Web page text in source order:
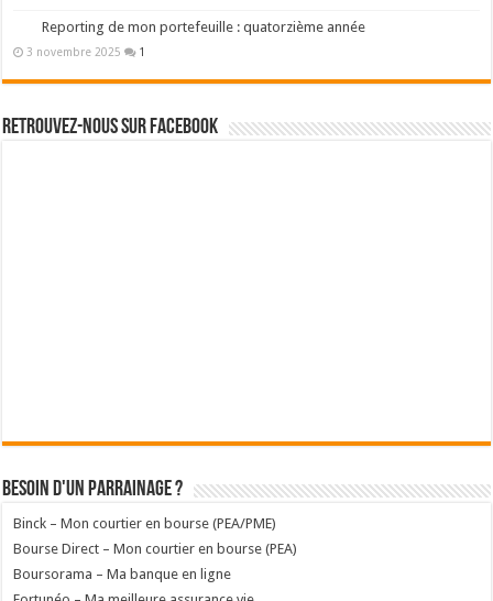
Reporting de mon portefeuille : quatorzième année
3 novembre 2025 1
Retrouvez-nous sur Facebook
Besoin d'un parrainage ?
Binck – Mon courtier en bourse (PEA/PME)
Bourse Direct – Mon courtier en bourse (PEA)
Boursorama – Ma banque en ligne